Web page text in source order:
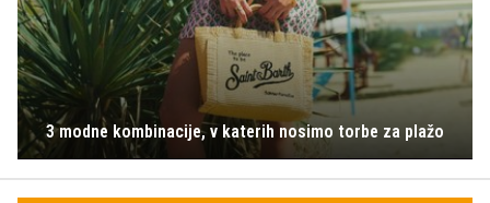
3 modne kombinacije, v katerih nosimo torbe za plažo